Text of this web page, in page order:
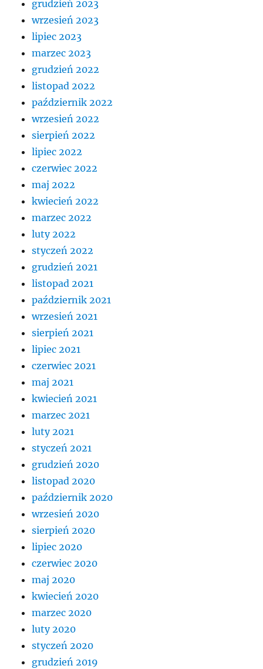
grudzień 2023
wrzesień 2023
lipiec 2023
marzec 2023
grudzień 2022
listopad 2022
październik 2022
wrzesień 2022
sierpień 2022
lipiec 2022
czerwiec 2022
maj 2022
kwiecień 2022
marzec 2022
luty 2022
styczeń 2022
grudzień 2021
listopad 2021
październik 2021
wrzesień 2021
sierpień 2021
lipiec 2021
czerwiec 2021
maj 2021
kwiecień 2021
marzec 2021
luty 2021
styczeń 2021
grudzień 2020
listopad 2020
październik 2020
wrzesień 2020
sierpień 2020
lipiec 2020
czerwiec 2020
maj 2020
kwiecień 2020
marzec 2020
luty 2020
styczeń 2020
grudzień 2019